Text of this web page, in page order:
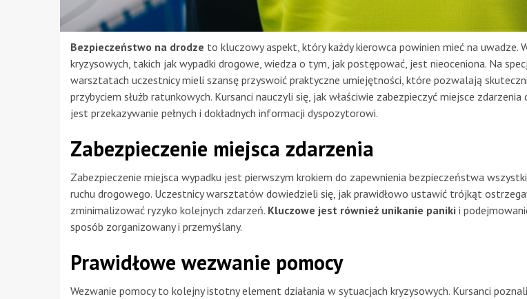
Bezpieczeństwo na drodze to kluczowy aspekt, który każdy kierowca powinien mieć na uwadze.
kryzysowych, takich jak wypadki drogowe, wiedza o tym, jak postępować, jest nieoceniona. Na
warsztatach uczestnicy mieli szansę przyswoić praktyczne umiejętności, które pozwalają
przybyciem służb ratunkowych. Kursanci nauczyli się, jak właściwie zabezpieczyć miejsce
jest przekazywanie pełnych i dokładnych informacji dyspozytorowi.
Zabezpieczenie miejsca zdarzenia
Zabezpieczenie miejsca wypadku jest pierwszym krokiem do zapewnienia bezpieczeństwa
ruchu drogowego. Uczestnicy warsztatów dowiedzieli się, jak prawidłowo ustawić trójkąt
zminimalizować ryzyko kolejnych zdarzeń. Kluczowe jest również unikanie paniki i
sposób zorganizowany i przemyślany.
Prawidłowe wezwanie pomocy
Wezwanie pomocy to kolejny istotny element działania w sytuacjach kryzysowych. Kursanci